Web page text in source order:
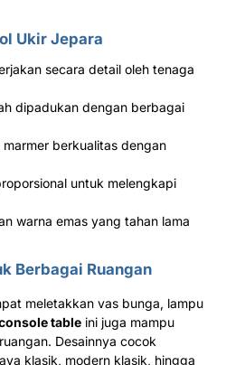
Ukir Jepara
secara detail oleh tenaga
dipadukan dengan berbagai
berkualitas dengan
untuk melengkapi
warna emas yang tahan lama
Berbagai Ruangan
meletakkan vas bunga, lampu
table ini juga mampu
Desainnya cocok
klasik, modern klasik, hingga